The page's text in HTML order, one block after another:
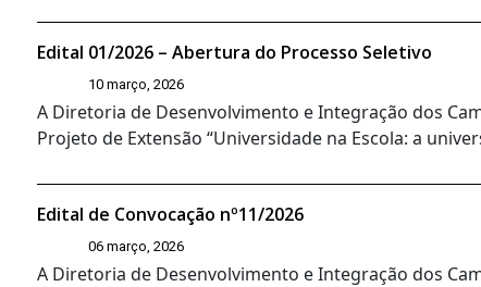
Edital 01/2026 – Abertura do Processo Seletivo
10 março, 2026
A Diretoria de Desenvolvimento e Integração dos
Projeto de Extensão “Universidade na Escola: a
Edital de Convocação nº11/2026
06 março, 2026
A Diretoria de Desenvolvimento e Integração dos